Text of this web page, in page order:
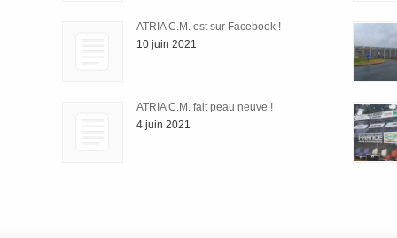
ATRIA C.M. est sur Facebook !
10 juin 2021
ATRIA C.M. fait peau neuve !
4 juin 2021